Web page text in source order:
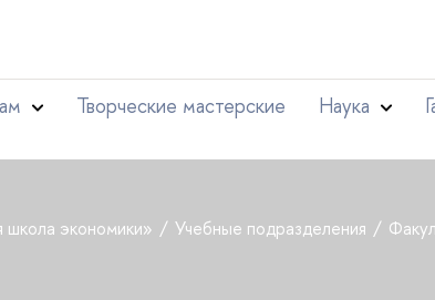
Творческие мастерские Наука
школа экономики» Учебные подразделения